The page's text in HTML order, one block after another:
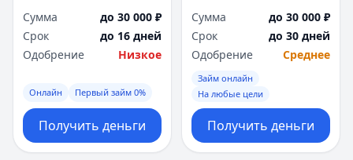
Сумма
до 30 000 ₽
Срок
до 16 дней
Одобрение
Низкое
Онлайн Первый займ 0%
Получить деньги
Сумма
до 30 000 ₽
Срок
до 30 дней
Одобрение
Среднее
Займ онлайн
На любые цели
Получить деньги